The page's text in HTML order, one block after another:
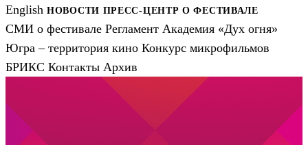
English НОВОСТИ ПРЕСС-ЦЕНТРО ФЕСТИВАЛЕ
СМИ о фестивале Регламент Академия «Дух огня»
Югра – территория кино Конкурс микрофильмов
БРИКС Контакты Архив